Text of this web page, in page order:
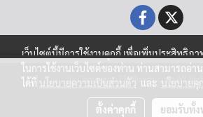
© Copyright EV-Roads.com All
เว็บไซต์นี้มีการใช้งานคุกกี้ เพื่อเพิ่มประสิทธิ
ในการใช้งานเว็บไซต์ของท่าน ท่านสามารถอ่า
ได้ที่ นโยบายความเป็นส่วนตัว และ นโยบายคุ
ตั้งค่าคุกกี้ ยอมรับทั้